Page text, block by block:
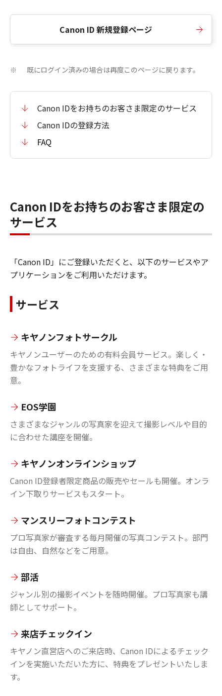
Canon ID 新規登録ページ
※ 既にログイン済みの場合は再度このページに戻ります。
Canon IDをお持ちのお客さま限定のサービス
Canon IDの登録方法
FAQ
Canon IDをお持ちのお客さま限定の
サービス
「Canon ID」にご登録いただくと、以下のサービスやア
プリケーションをご利用いただけます。
サービス
キヤノンフォトサークル
キヤノンユーザーのための有料会員サービス。楽しく・
豊かなフォトライフを支援する、さまざまな特典をご用
意。
EOS学園
さまざまなジャンルの写真家を迎えて撮影レベルや目的
に合わせた講座を開催。
キヤノンオンラインショップ
Canon ID登録者限定商品の販売やセールも開催。オンラ
イン下取りサービスもスタート。
マンスリーフォトコンテスト
プロ写真家が審査する毎月開催の写真コンテスト。部門
は自由、自然などをご用意。
部活
ジャンル別の撮影イベントを随時開催。プロ写真家も講
師としてサポート。
来店チェックイン
キヤノン直営店へのご来店時、Canon IDによるチェック
インを実施いただいた方に、特典をプレゼントいたしま
す。